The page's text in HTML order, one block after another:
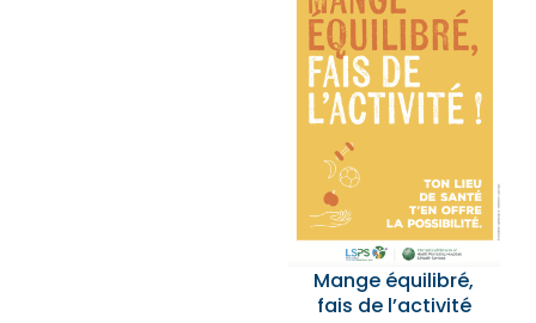
Mange équilibré,
fais de l’activité